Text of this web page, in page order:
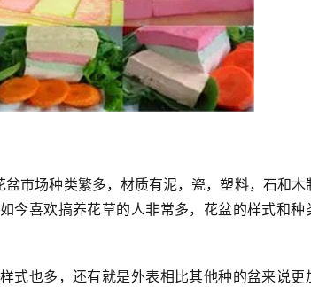
市场种类繁多，材质有泥，瓷，塑料，石和木
今喜欢搞养花草的人非常多，花盆的样式和种
式也多，还有就是外表相比其他种的盆来说更